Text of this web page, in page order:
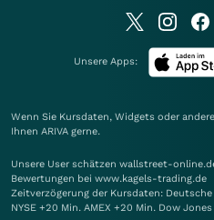
Unsere Apps:
Wenn Sie Kursdaten, Widgets oder
Ihnen ARIVA gerne.
Unsere User schätzen wallstreet-
Bewertungen bei www.kagels-trading.de
Zeitverzögerung der Kursdaten:
NYSE +20 Min. AMEX +20 Min. Dow